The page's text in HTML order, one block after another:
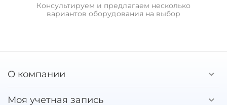
Консультируем и предлагаем несколько
вариантов оборудования на выбор
О компании
Моя учетная запись